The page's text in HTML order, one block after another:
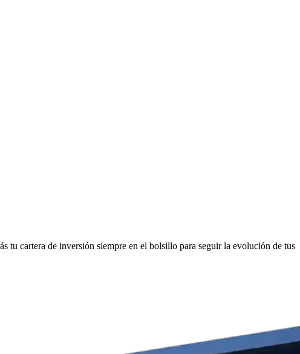
tu cartera de inversión siempre en el bolsillo para seguir la evolución de tus